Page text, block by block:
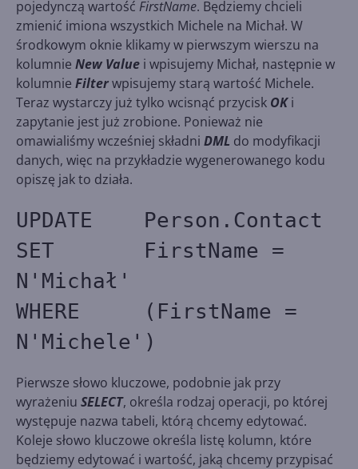
pojedynczą wartość FirstName. Będziemy chcieli
zmienić imiona wszystkich Michele na Michał. W
środkowym oknie klikamy w pierwszym wierszu na
kolumnie New Value i wpisujemy Michał, następnie w
kolumnie Filterwpisujemy starą wartość Michele.
Teraz wystarczy już tylko wcisnąć przycisk OKi
zapytanie jest już zrobione. Ponieważ nie
omawialiśmy wcześniej składni DML do modyfikacji
danych, więc na przykładzie wygenerowanego kodu
opiszę jak to działa.
UPDATE Person.Contact
SET FirstName =
N'Michał'
WHERE (FirstName =
N'Michele')
Pierwsze słowo kluczowe, podobnie jak przy
wyrażeniu SELECT, określa rodzaj operacji, po której
występuje nazwa tabeli, którą chcemy edytować.
Koleje słowo kluczowe określa listę kolumn, które
będziemy edytować i wartość, jaką chcemy przypisać